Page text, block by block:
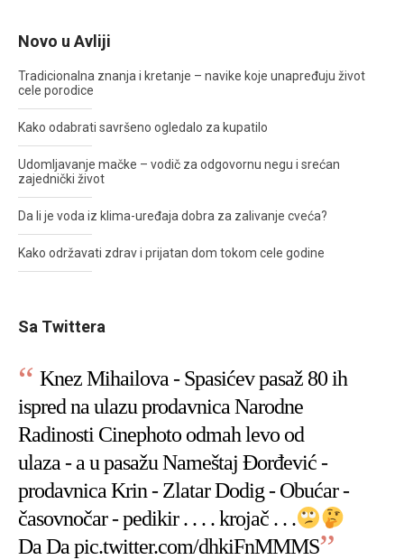
Novo u Avliji
Tradicionalna znanja i kretanje – navike koje unapređuju život
cele porodice
Kako odabrati savršeno ogledalo za kupatilo
Udomljavanje mačke – vodič za odgovornu negu i srećan
zajednički život
Da li je voda iz klima-uređaja dobra za zalivanje cveća?
Kako održavati zdrav i prijatan dom tokom cele godine
Sa Twittera
Knez Mihailova - Spasićev pasaž 80 ih
ispred na ulazu prodavnica Narodne
Radinosti Cinephoto odmah levo od
ulaza - a u pasažu Nameštaj Đorđević -
prodavnica Krin - Zlatar Dodig - Obućar -
časovnočar - pedikir . . . . krojač . . .
Da Dapic.twitter.com/dhkiFnMMMS